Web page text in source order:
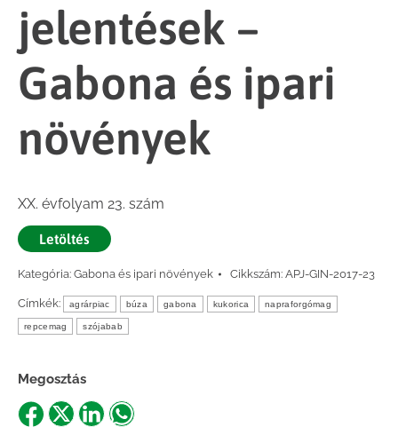
jelentések –
Gabona és ipari
növények
XX. évfolyam 23. szám
Letöltés
Kategória: Gabona és ipari növények Cikkszám: APJ-GIN-2017-23
Címkék: agrárpiac búza gabona kukorica napraforgómag
repcemag szójabab
Megosztás
ShareShareShareShare